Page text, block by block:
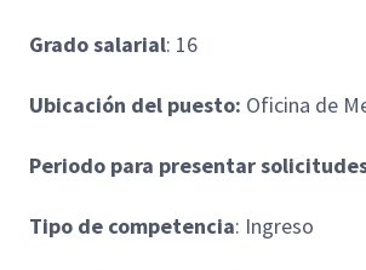
Grado salarial: 16
Ubicación del puesto: Oficina de
Periodo para presentar
Tipo de competencia: Ingreso